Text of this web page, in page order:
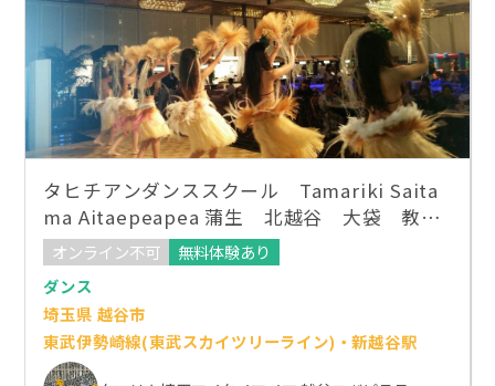
タヒチアンダンススクール Tamariki Saita
ma Aitaepeapea 蒲生 北越谷 大袋 教
室 WAnest
オンライン不可
無料体験あり
ダンス
埼玉県 越谷市
東武伊勢崎線(東武スカイツリーライン)・新越谷駅